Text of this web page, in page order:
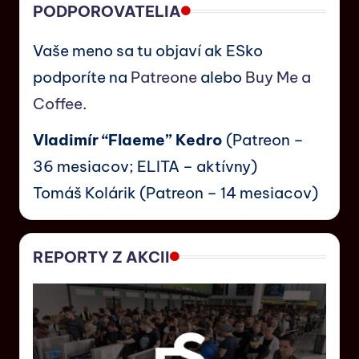
PODPOROVATELIA
Vaše meno sa tu objaví ak ESko
podporíte na Patreone alebo Buy Me a
Coffee.
Vladimír “Flaeme” Kedro (Patreon –
36 mesiacov; ELITA – aktívny)
Tomáš Kolárik (Patreon – 14 mesiacov)
REPORTY Z AKCII